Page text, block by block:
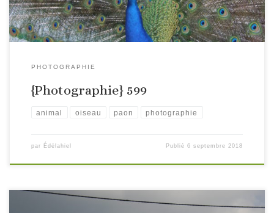
PHOTOGRAPHIE
{Photographie} 599
animal oiseau paon photographie
par Édélahiel Publié6 septembre 2018